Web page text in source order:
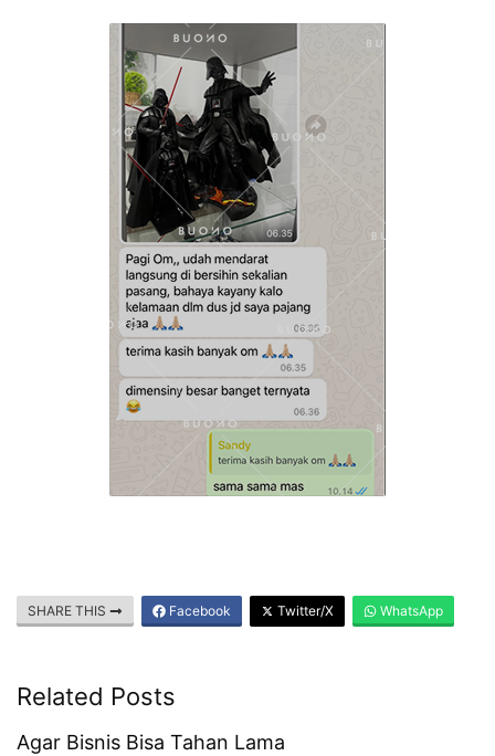
SHARE THIS Facebook Twitter/X WhatsApp
Related Posts
Agar Bisnis Bisa Tahan Lama